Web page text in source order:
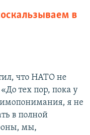
в
что НАТО не
тех пор, пока у
я не
в полной
мы,